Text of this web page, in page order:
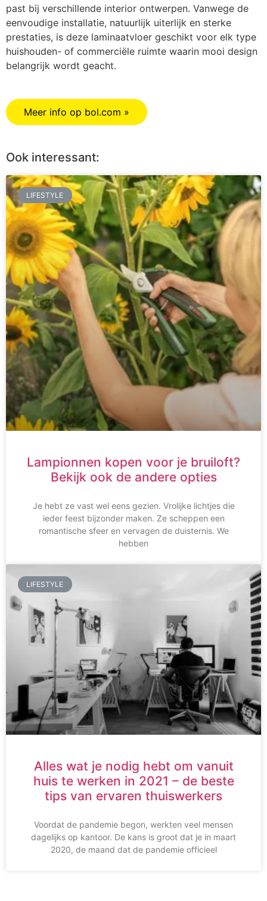
past bij verschillende interior ontwerpen. Vanwege de
eenvoudige installatie, natuurlijk uiterlijk en sterke
prestaties, is deze laminaatvloer geschikt voor elk type
huishouden- of commerciële ruimte waarin mooi design
belangrijk wordt geacht.
Meer info op bol.com »
Ook interessant:
LIFESTYLE
Lampionnen kopen voor je bruiloft?
Bekijk ook de andere opties
Je hebt ze vast wel eens gezien. Vrolijke lichtjes die
ieder feest bijzonder maken. Ze scheppen een
romantische sfeer en vervagen de duisternis. We
hebben
LIFESTYLE
Alles wat je nodig hebt om vanuit
huis te werken in 2021 – de beste
tips van ervaren thuiswerkers
Voordat de pandemie begon, werkten veel mensen
dagelijks op kantoor. De kans is groot dat je in maart
2020, de maand dat de pandemie officieel